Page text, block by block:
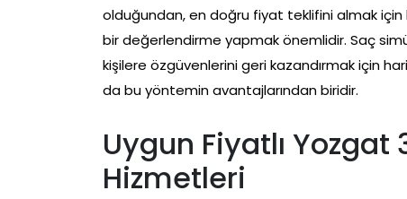
olduğundan, en doğru fiyat teklifini almak için
bir değerlendirme yapmak önemlidir. Saç
kişilere özgüvenlerini geri kazandırmak için
da bu yöntemin avantajlarından biridir.
Uygun Fiyatlı
Hizmetleri